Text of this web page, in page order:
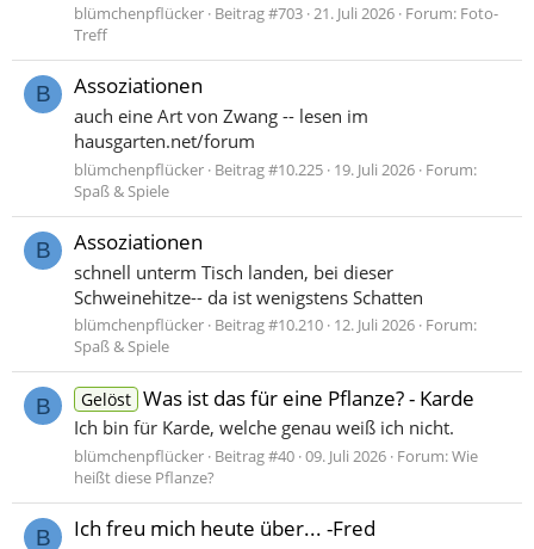
blümchenpflücker Beitrag #703 21. Juli 2026 Forum: Foto-
Treff
B Assoziationen
auch eine Art von Zwang -- lesen im
hausgarten.net/forum
blümchenpflücker Beitrag #10.225 19. Juli 2026 Forum:
Spaß & Spiele
B Assoziationen
schnell unterm Tisch landen, bei dieser
Schweinehitze-- da ist wenigstens Schatten
blümchenpflücker Beitrag #10.210 12. Juli 2026 Forum:
Spaß & Spiele
B Gelöst Was ist das für eine Pflanze? - Karde
Ich bin für Karde, welche genau weiß ich nicht.
blümchenpflücker Beitrag #40 09. Juli 2026 Forum:Wie
heißt diese Pflanze?
B Ich freu mich heute über... -Fred